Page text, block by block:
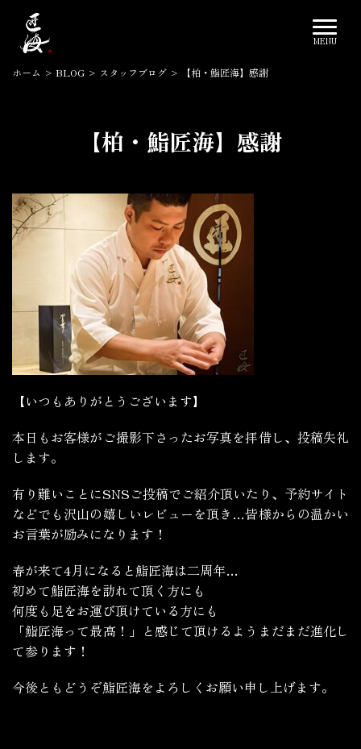
ホーム > BLOG > スタッフブログ > 【柏・鮨匠海】感謝
【柏・鮨匠海】感謝
【いつもありがとうございます】
本日もお客様がご撮影下さったお写真を拝借し、投稿失礼
します。
有り難いことにSNSご投稿でご紹介頂いたり、予約サイト
などでも沢山の嬉しいレビューを頂き…皆様からの温かい
お言葉が励みになります！
春が来て4月になると鮨匠海は二周年…
初めて鮨匠海を訪れて頂く方にも
何度も足をお運び頂けている方にも
「鮨匠海って最高！」と感じて頂けるようまだまだ進化し
て参ります！
今後ともどうぞ鮨匠海をよろしくお願い申し上げます。